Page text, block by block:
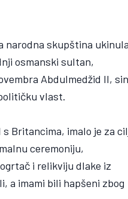
narodna skupština
osmanski sultan,
Abdulmedžid II,
vlast.
Britancima, imalo je za
ceremoniju,
i relikviju dlake iz
a imami bili hapšeni zbog